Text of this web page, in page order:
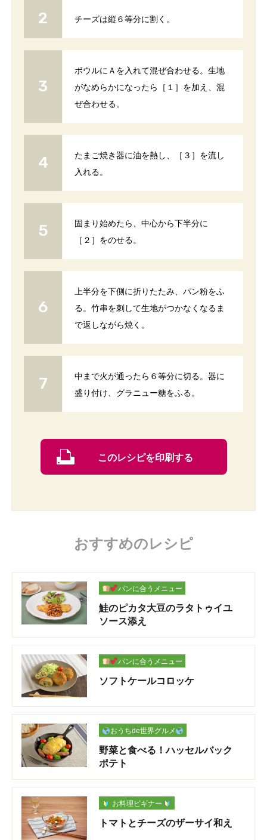
チーズは縦６等分に割く。
ボウルにＡを入れて混ぜ合わせる。生地
がなめらかになったら［１］を加え、混
ぜ合わせる。
たまご焼き器に油を熱し、［３］を流し
入れる。
固まり始めたら、中心から下半分に
［２］をのせる。
上半分を下側に折りたたみ、パン粉をふ
る。竹串を刺して生地がつかなくなるま
で返しながら焼く。
中まで火が通ったら６等分に切る。器に
盛り付け、グラニュー糖をふる。
このレシピを印刷する
おすすめのレシピ
パンに合うメニュー
鮭のピカタ大豆のラタトゥイユ
ソース添え
パンに合うメニュー
ソフトケールコロッケ
おうちde世界グルメ
野菜と食べる！ハッセルバック
ポテト
お料理ビギナー
トマトとチーズのザーサイ和え